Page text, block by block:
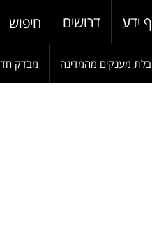
ידע דרושים חיפוש
מענקים מהמדינה מבדק